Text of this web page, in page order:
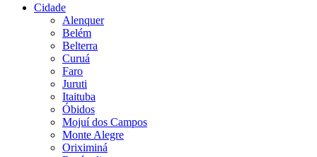
Cidade
Alenquer
Belém
Belterra
Curuá
Faro
Juruti
Itaituba
Óbidos
Mojuí dos Campos
Monte Alegre
Oriximiná